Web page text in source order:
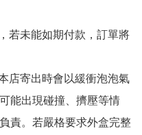
若未能如期付款，訂單將
店寄出時會以緩衝泡泡氣
能出現碰撞、擠壓等情
責。若嚴格要求外盒完整